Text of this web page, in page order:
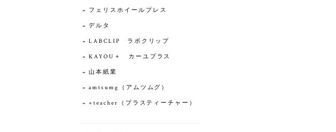
フェリスホイールプレス
デルタ
LABCLIP ラボクリップ
KAYOU＋ カーユプラス
山本紙業
amtsumg（アムツムグ）
+teacher（プラスティーチャー）